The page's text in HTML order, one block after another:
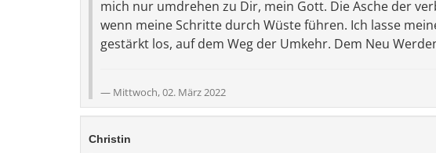
mich nur umdrehen zu Dir, mein Gott. Die Asche der
wenn meine Schritte durch Wüste führen. Ich lasse
gestärkt los, auf dem Weg der Umkehr. Dem Neu
Mittwoch, 02. März 2022
Christin